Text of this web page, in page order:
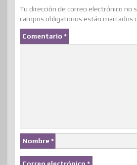
Tu dirección de correo electrónico no
campos obligatorios están marcados
Comentario *
Nombre *
Correo electrónico *